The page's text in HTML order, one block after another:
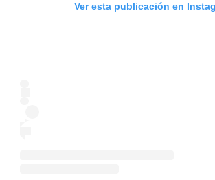
Ver esta publicación en